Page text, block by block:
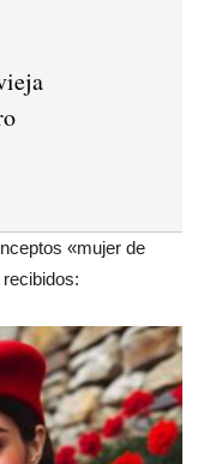
«mujer de